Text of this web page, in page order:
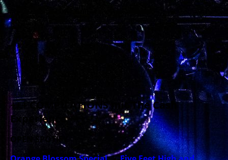
Album: Amazing Grace
+++ COMPILATIONS mit The Cash
Experience +++
OPEN SPOTIFY